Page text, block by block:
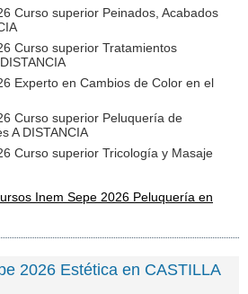
Curso superior Peinados, Acabados
Curso superior Tratamientos
Experto en Cambios de Color en el
Curso superior Peluquería de
A DISTANCIA
Curso superior Tricología y Masaje
Inem Sepe 2026 Peluquería en
2026 Estética en CASTILLA